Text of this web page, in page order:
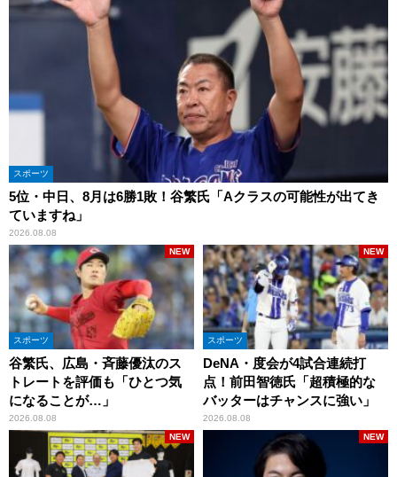
スポーツ
5位・中日、8月は6勝1敗！谷繁氏「Aクラスの可能性が出てき
ていますね」
2026.08.08
スポーツ
谷繁氏、広島・斉藤優汰のス
トレートを評価も「ひとつ気
になることが…」
2026.08.08
NEW
スポーツ
DeNA・度会が4試合連続打
点！前田智徳氏「超積極的な
バッターはチャンスに強い」
2026.08.08
NEW
NEW NEW